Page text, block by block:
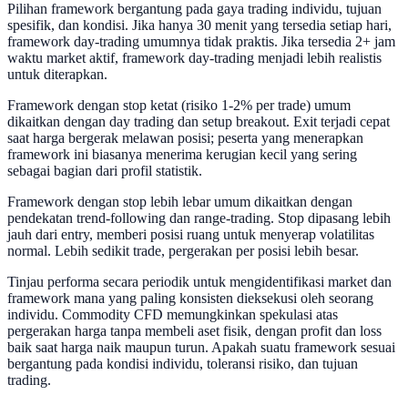
Pilihan framework bergantung pada gaya trading individu, tujuan
spesifik, dan kondisi. Jika hanya 30 menit yang tersedia setiap hari,
framework day-trading umumnya tidak praktis. Jika tersedia 2+ jam
waktu market aktif, framework day-trading menjadi lebih realistis
untuk diterapkan.
Framework dengan stop ketat (risiko 1-2% per trade) umum
dikaitkan dengan day trading dan setup breakout. Exit terjadi cepat
saat harga bergerak melawan posisi; peserta yang menerapkan
framework ini biasanya menerima kerugian kecil yang sering
sebagai bagian dari profil statistik.
Framework dengan stop lebih lebar umum dikaitkan dengan
pendekatan trend-following dan range-trading. Stop dipasang lebih
jauh dari entry, memberi posisi ruang untuk menyerap volatilitas
normal. Lebih sedikit trade, pergerakan per posisi lebih besar.
Tinjau performa secara periodik untuk mengidentifikasi market dan
framework mana yang paling konsisten dieksekusi oleh seorang
individu. Commodity CFD memungkinkan spekulasi atas
pergerakan harga tanpa membeli aset fisik, dengan profit dan loss
baik saat harga naik maupun turun. Apakah suatu framework sesuai
bergantung pada kondisi individu, toleransi risiko, dan tujuan
trading.